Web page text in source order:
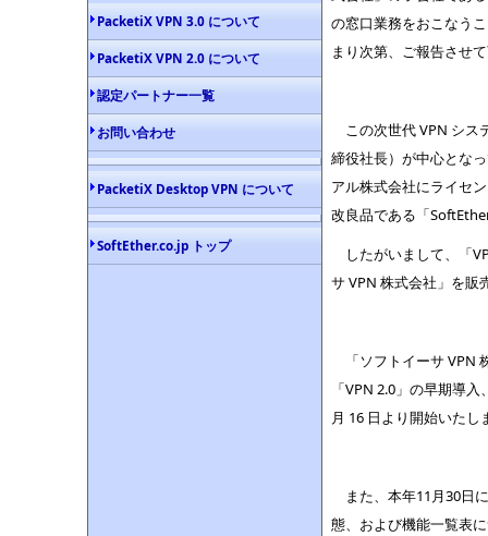
PacketiX VPN 3.0 について
PacketiX VPN 2.0 について
認定パートナー一覧
お問い合わせ
PacketiX Desktop VPN について
SoftEther.co.jp トップ
の窓口業務をおこなう
まり次第、ご報告させ
この次世代 VPN シス
締役社長）が中心とな
アル株式会社にライセ
改良品である「
したがいまして、「
サ VPN 株式会社」を販
「ソフトイーサ VPN
「VPN 2.0」の早期導
月 16 日より開始いたし
また、本年11月30日
態、および機能一覧表